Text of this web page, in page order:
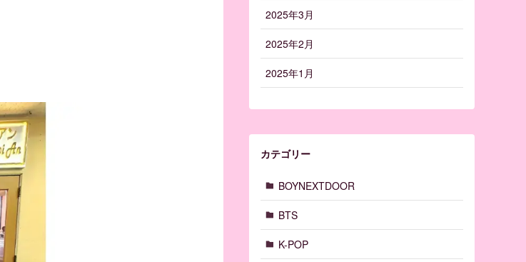
2025年3月
2025年2月
2025年1月
カテゴリー
BOYNEXTDOOR
BTS
K-POP